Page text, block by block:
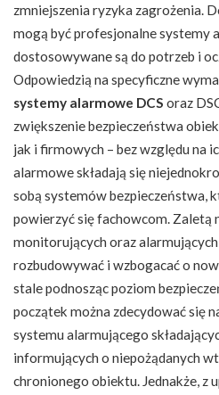
zmniejszenia ryzyka zagrożenia.
mogą być profesjonalne systemy
dostosowywane są do potrzeb i
Odpowiedzią na specyficzne
systemy alarmowe DCS oraz
zwiększenie bezpieczeństwa
jak i firmowych – bez względu na
alarmowe składają się
sobą systemów bezpieczeństwa,
powierzyć się fachowcom. Zaletą
monitorujących oraz
rozbudowywać i wzbogacać o
stale podnosząc poziom
początek można zdecydować się
systemu alarmującego
informujących o niepożądanych
chronionego obiektu. Jednakże, z